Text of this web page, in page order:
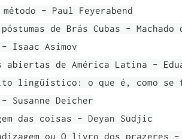
- Paul Feyerabend
póstumas de Brás Cubas - Machado
Isaac Asimov
abiertas de América Latina -
lingüístico: o que é, como se
Susanne Deicher
das coisas - Deyan Sudjic
ou O livro dos